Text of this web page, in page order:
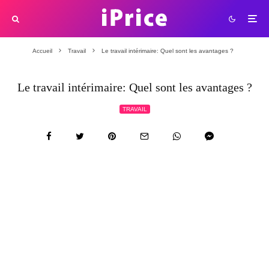
Accueil Travail Le travail intérimaire: Quel sont les avantages ?
Le travail intérimaire: Quel sont les avantages ?
TRAVAIL